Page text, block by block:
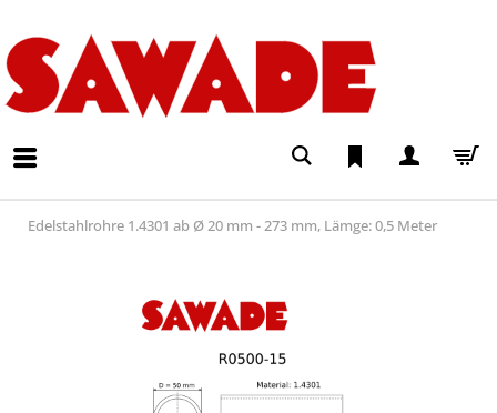
Edelstahlrohre 1.4301 ab Ø 20 mm - 273 mm, Lämge: 0,5 Meter